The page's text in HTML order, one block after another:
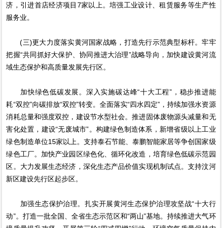
济，引进首店经济项目7家以上。培强工业设计、租赁服务等生产性
服务业。
(三)更大力度落实黄河国家战略，打造先行示范典型标杆。牢牢
把握“共同抓好大保护、协同推进大治理”战略导向，加快建设黄河流
域生态保护和高质量发展先行区。
加快绿色低碳发展。深入实施碳达峰“十大工程”，稳步推进能
耗“双控”向碳排放“双控”转变。全面落实“四水四定”，持续加强水资源
消耗总量和强度双控，建设节水型社会。推进固体废物源头减量和无
害化处置，建设“无废城市”。构建绿色制造体系，新增省级以上工业
绿色制造单位15家以上。支持泰石节能、泰鹏智能家居等争创国家级
绿色工厂。加快产业园区绿色化、循环化改造，培育绿色低碳示范园
区。大力发展生态经济，深化生态产品价值实现机制试点。支持汶河
新区建设先行区起步区。
加强生态保护治理。扎实开展黄河生态保护治理攻坚战“十大行
动”。打造一批全国、全省生态示范区和“两山”基地。持续推进大气环